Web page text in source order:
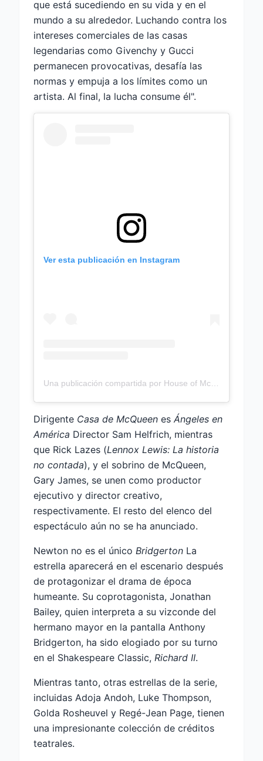
que está sucediendo en su vida y en el
mundo a su alrededor. Luchando contra los
intereses comerciales de las casas
legendarias como Givenchy y Gucci
permanecen provocativas, desafía las
normas y empuja a los límites como un
artista. Al final, la lucha consume él".
Ver esta publicación en Instagram
Dirigente Casa de McQueen es Ángeles en
América Director Sam Helfrich, mientras
que Rick Lazes (Lennox Lewis: La historia
no contada), y el sobrino de McQueen,
Gary James, se unen como productor
ejecutivo y director creativo,
respectivamente. El resto del elenco del
espectáculo aún no se ha anunciado.
Newton no es el único Bridgerton La
estrella aparecerá en el escenario después
de protagonizar el drama de época
humeante. Su coprotagonista, Jonathan
Bailey, quien interpreta a su vizconde del
hermano mayor en la pantalla Anthony
Bridgerton, ha sido elogiado por su turno
en el Shakespeare Classic, Richard II.
Mientras tanto, otras estrellas de la serie,
incluidas Adoja Andoh, Luke Thompson,
Golda Rosheuvel y Regé-Jean Page, tienen
una impresionante colección de créditos
teatrales.